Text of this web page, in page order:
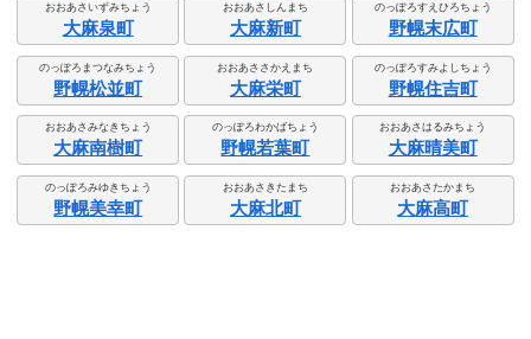
おおあさいずみちょう
大麻泉町
おおあさしんまち
大麻新町
のっぽろすえひろちょう
野幌末広町
のっぽろまつなみちょう
野幌松並町
おおあささかえまち
大麻栄町
のっぽろすみよしちょう
野幌住吉町
おおあさみなきちょう
大麻南樹町
のっぽろわかばちょう
野幌若葉町
おおあさはるみちょう
大麻晴美町
のっぽろみゆきちょう
野幌美幸町
おおあさきたまち
大麻北町
おおあさたかまち
大麻高町